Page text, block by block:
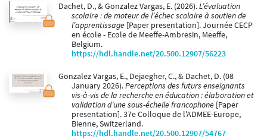
Dachet, D., & Gonzalez Vargas, E. (2026).L’évaluation
scolaire : de moteur de l’échec scolaire à soutien de
l’apprentissage [Paper presentation]. Journée CECP
en école - Ecole de Meeffe-Ambresin, Meeffe,
Belgium.
https://hdl.handle.net/20.500.12907/56223
Gonzalez Vargas, E., Dejaegher, C., & Dachet, D. (08
January 2026).Perceptions des futurs enseignants
vis-à-vis de la recherche en éducation : élaboration et
validation d’une sous-échelle francophone [Paper
presentation]. 37e Colloque de l'ADMEE-Europe,
Bienne, Switzerland.
https://hdl.handle.net/20.500.12907/54767